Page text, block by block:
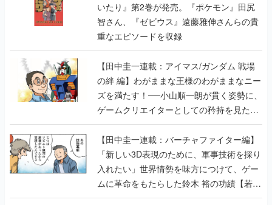
いたり』第2巻が発売。『ポケモン』田尻
智さん、『ゼビウス』遠藤雅伸さんらの貴
重なエピソードを収録
【田中圭一連載：アイマス/ガンダム 戦場
の絆 編】わがままな王様のわがままなニー
ズを満たす！──小山順一朗が貫く姿勢に、
ゲームクリエイターとしての矜持を見た
【若ゲのいたり最終回】
【田中圭一連載：バーチャファイター編】
「新しい3D表現のために、軍事技術を採り
入れたい」世界情勢を味方につけて、ゲー
ムに革命をもたらした鈴木 裕の功績【若ゲ
のいたり】